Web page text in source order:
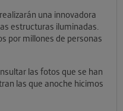
una innovadora
estructuras iluminadas.
por millones de personas
las fotos que se han
las que anoche hicimos